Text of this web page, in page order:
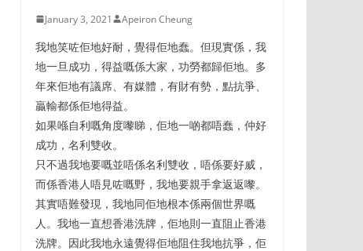
January 3, 2021 Apeiron Cheung
我地笑咗佢地好耐，覺得佢地蠢。但現實係，我
地一旦成功，得益嘅係大家，功勞都歸佢地。多
年來佢地有議席、有媒體，有財有勢，點抗爭、
贏輸都係佢地得益。
如果喺自利嘅角度嚟睇，佢地一啲都唔蠢，仲好
成功，名利雙收。
只不過我地要嘅並唔係名利雙收，唔係要好威，
而係香港人唔見咗嘅野，我地要親手拿返返嚟。
其實唔難發現，我地同佢地根本係兩個世界嘅
人。我地一直想香港洗牌，佢地則一直阻止香港
洗牌。因此我地永遠覺得佢地阻住我地抗爭，佢